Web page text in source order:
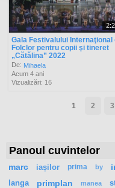
Gala Festivalului Internaţional
Folclor pentru copii şi tineret
„Cătălina” 2022
De: Mihaela
Acum 4 ani
Vizualizări: 16
1 2 3
Panoul cuvintelor
marc iașilor prima by
langa
primplan manea